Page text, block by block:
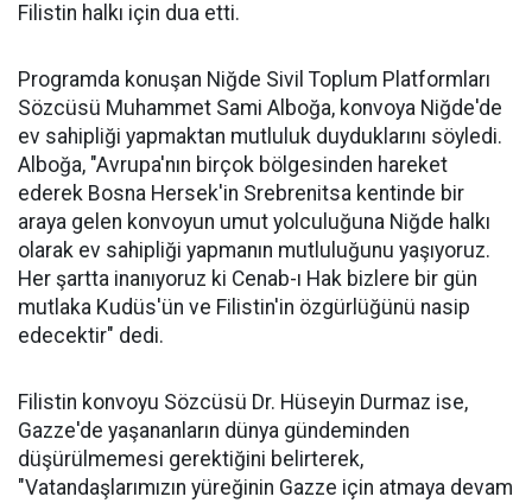
Filistin halkı için dua etti.
Programda konuşan Niğde Sivil Toplum Platformları
Sözcüsü Muhammet Sami Alboğa, konvoya Niğde'de
ev sahipliği yapmaktan mutluluk duyduklarını söyledi.
Alboğa, "Avrupa'nın birçok bölgesinden hareket
ederek Bosna Hersek'in Srebrenitsa kentinde bir
araya gelen konvoyun umut yolculuğuna Niğde halkı
olarak ev sahipliği yapmanın mutluluğunu yaşıyoruz.
Her şartta inanıyoruz ki Cenab-ı Hak bizlere bir gün
mutlaka Kudüs'ün ve Filistin'in özgürlüğünü nasip
edecektir" dedi.
Filistin konvoyu Sözcüsü Dr. Hüseyin Durmaz ise,
Gazze'de yaşananların dünya gündeminden
düşürülmemesi gerektiğini belirterek,
"Vatandaşlarımızın yüreğinin Gazze için atmaya devam